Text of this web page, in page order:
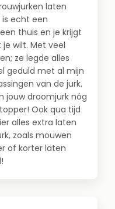
laten
is echt een
thuis en je krijgt
wilt. Met veel
ze legde alles
geduld met al mijn
van de jurk.
jouw droomjurk nóg
Ook qua tijd
alles extra laten
zoals mouwen
of korter laten